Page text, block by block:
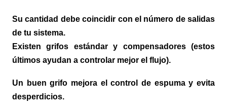
Su cantidad debe coincidir con el número de salidas
de tu sistema.
Existen grifos estándar y compensadores (estos
últimos ayudan a controlar mejor el flujo).
Un buen grifo mejora el control de espuma y evita
desperdicios.